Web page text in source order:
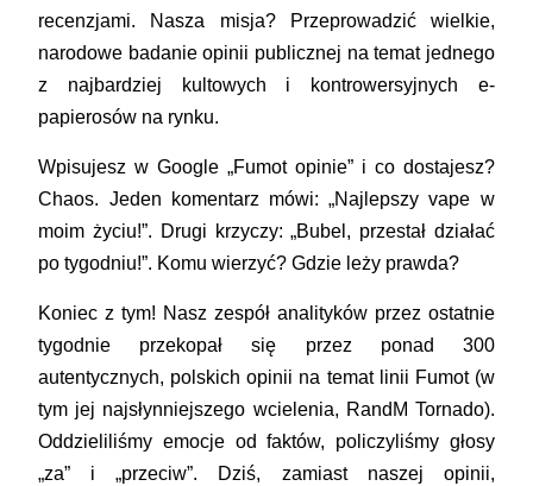
recenzjami. Nasza misja? Przeprowadzić wielkie,
narodowe badanie opinii publicznej na temat jednego
z najbardziej kultowych i kontrowersyjnych e-
papierosów na rynku.
Wpisujesz w Google „Fumot opinie” i co dostajesz?
Chaos. Jeden komentarz mówi: „Najlepszy vape w
moim życiu!”. Drugi krzyczy: „Bubel, przestał działać
po tygodniu!”. Komu wierzyć? Gdzie leży prawda?
Koniec z tym! Nasz zespół analityków przez ostatnie
tygodnie przekopał się przez ponad 300
autentycznych, polskich opinii na temat linii Fumot (w
tym jej najsłynniejszego wcielenia, RandM Tornado).
Oddzieliliśmy emocje od faktów, policzyliśmy głosy
„za” i „przeciw”. Dziś, zamiast naszej opinii,